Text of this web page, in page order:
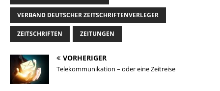
VERBAND DEUTSCHER ZEITSCHRIFTENVERLEGER
ZEITSCHRIFTEN ZEITUNGEN
VORHERIGER
Telekommunikation – oder eine Zeitreise